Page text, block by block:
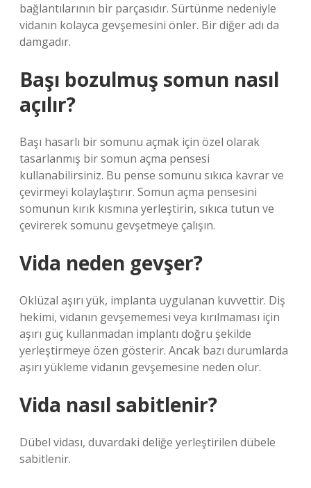
bağlantılarının bir parçasıdır. Sürtünme nedeniyle
vidanın kolayca gevşemesini önler. Bir diğer adı da
damgadır.
Başı bozulmuş somun nasıl
açılır?
Başı hasarlı bir somunu açmak için özel olarak
tasarlanmış bir somun açma pensesi
kullanabilirsiniz. Bu pense somunu sıkıca kavrar ve
çevirmeyi kolaylaştırır. Somun açma pensesini
somunun kırık kısmına yerleştirin, sıkıca tutun ve
çevirerek somunu gevşetmeye çalışın.
Vida neden gevşer?
Oklüzal aşırı yük, implanta uygulanan kuvvettir. Diş
hekimi, vidanın gevşememesi veya kırılmaması için
aşırı güç kullanmadan implantı doğru şekilde
yerleştirmeye özen gösterir. Ancak bazı durumlarda
aşırı yükleme vidanın gevşemesine neden olur.
Vida nasıl sabitlenir?
Dübel vidası, duvardaki deliğe yerleştirilen dübele
sabitlenir.